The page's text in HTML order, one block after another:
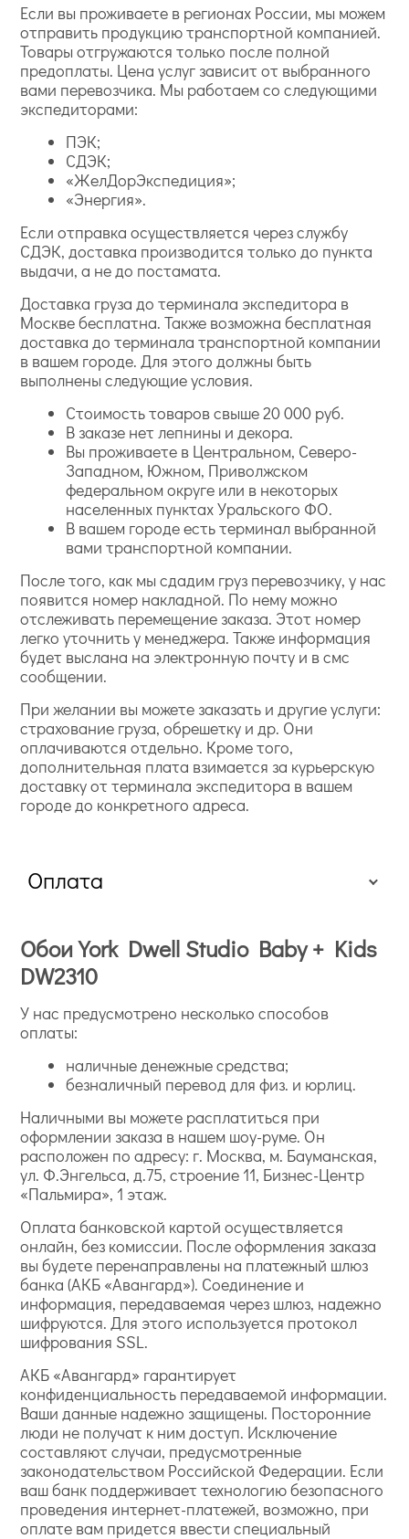
Если вы проживаете в регионах России, мы можем
отправить продукцию транспортной компанией.
Товары отгружаются только после полной
предоплаты. Цена услуг зависит от выбранного
вами перевозчика. Мы работаем со следующими
экспедиторами:
ПЭК;
СДЭК;
«ЖелДорЭкспедиция»;
«Энергия».
Если отправка осуществляется через службу
СДЭК, доставка производится только до пункта
выдачи, а не до постамата.
Доставка груза до терминала экспедитора в
Москве бесплатна. Также возможна бесплатная
доставка до терминала транспортной компании
в вашем городе. Для этого должны быть
выполнены следующие условия.
Стоимость товаров свыше 20 000 руб.
В заказе нет лепнины и декора.
Вы проживаете в Центральном, Северо-
Западном, Южном, Приволжском
федеральном округе или в некоторых
населенных пунктах Уральского ФО.
В вашем городе есть терминал выбранной
вами транспортной компании.
После того, как мы сдадим груз перевозчику, у нас
появится номер накладной. По нему можно
отслеживать перемещение заказа. Этот номер
легко уточнить у менеджера. Также информация
будет выслана на электронную почту и в смс
сообщении.
При желании вы можете заказать и другие услуги:
страхование груза, обрешетку и др. Они
оплачиваются отдельно. Кроме того,
дополнительная плата взимается за курьерскую
доставку от терминала экспедитора в вашем
городе до конкретного адреса.
Оплата
Обои York Dwell Studio Baby + Kids
DW2310
У нас предусмотрено несколько способов
оплаты:
наличные денежные средства;
безналичный перевод для физ. и юрлиц.
Наличными вы можете расплатиться при
оформлении заказа в нашем шоу-руме. Он
расположен по адресу: г. Москва, м. Бауманская,
ул. Ф.Энгельса, д.75, строение 11, Бизнес-Центр
«Пальмира», 1 этаж.
Оплата банковской картой осуществляется
онлайн, без комиссии. После оформления заказа
вы будете перенаправлены на платежный шлюз
банка (АКБ «Авангард»). Соединение и
информация, передаваемая через шлюз, надежно
шифруются. Для этого используется протокол
шифрования SSL.
АКБ «Авангард» гарантирует
конфиденциальность передаваемой информации.
Ваши данные надежно защищены. Посторонние
люди не получат к ним доступ. Исключение
составляют случаи, предусмотренные
законодательством Российской Федерации. Если
ваш банк поддерживает технологию безопасного
проведения интернет-платежей, возможно, при
оплате вам придется ввести специальный